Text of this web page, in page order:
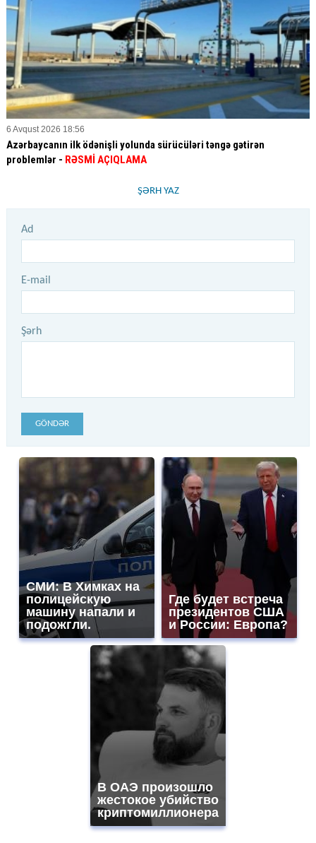
6 Avqust 2026 18:56
Azərbaycanın ilk ödənişli yolunda sürücüləri təngə gətirən
problemlər - RƏSMİ AÇIQLAMA
ŞƏRH YAZ
Ad
E-mail
Şərh
GÖNDƏR
СМИ: В Химках на
полицейскую
машину напали и
подожгли.
Где будет встреча
президентов США
и России: Европа?
В ОАЭ произошло
жестокое убийство
криптомиллионера